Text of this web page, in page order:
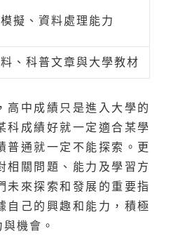
擬、資料處理能力
、科普文章與大學教材
高中成績只是進入大學的
科成績好就一定適合某學
普通就一定不能探索。更
相關問題、能力及學習方
未來探索和發展的重要指
自己的興趣和能力，積極
機會。